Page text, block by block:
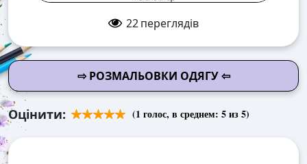
22переглядів
⇨ РОЗМАЛЬОВКИ ОДЯГУ ⇦
Оцінити: (1 голос, в среднем: 5из 5)